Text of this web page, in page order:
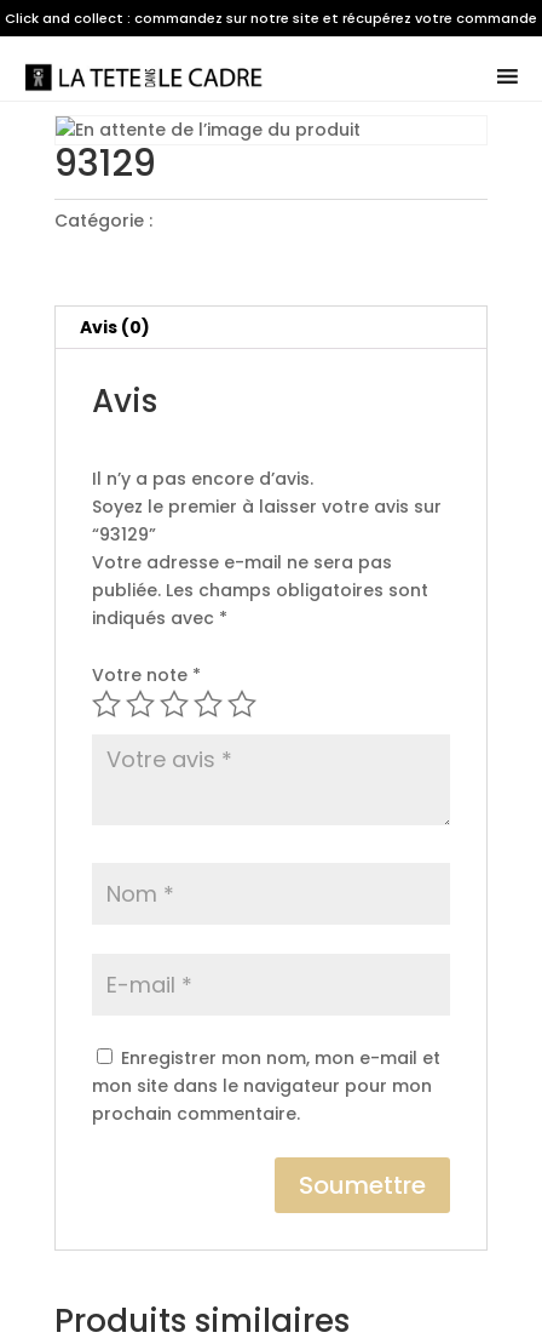
Click and collect : commandez sur notre site et récupérez votre commande
dans notre boutique à Saint-Berthevin
Accueil /Cadre sur mesure
93129
Catégorie :
Avis (0)
Avis
Il n’y a pas encore d’avis.
Soyez le premier à laisser votre avis sur
“93129”
Votre adresse e-mail ne sera pas
publiée. Les champs obligatoires sont
indiqués avec *
Votre note *
Enregistrer mon nom, mon e-mail et
mon site dans le navigateur pour mon
prochain commentaire.
Produits similaires